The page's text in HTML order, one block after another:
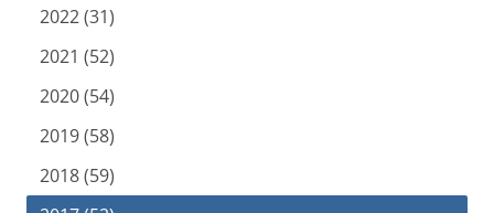
2022 (31)
2021 (52)
2020 (54)
2019 (58)
2018 (59)